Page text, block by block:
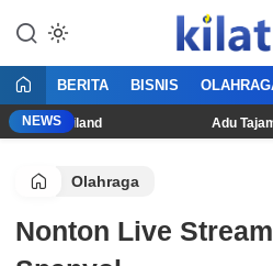
Mencerdaskan
BERITA BISNIS
NEWS
Thailand Adu Tajam
Olahraga
Nonton Live